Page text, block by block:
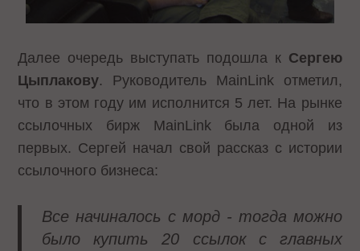
Далее очередь выступать подошла к Сергею
Цыплакову. Руководитель MainLink отметил,
что в этом году им исполнится 5 лет. На рынке
ссылочных бирж MainLink была одной из
первых. Сергей начал свой рассказ с истории
ссылочного бизнеса:
Все начиналось с морд - тогда можно
было купить 20 ссылок с главных